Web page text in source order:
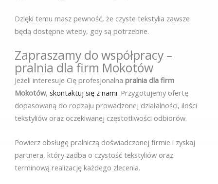
Dzięki temu masz pewność, że czyste tekstylia zawsze
będą dostępne wtedy, gdy są potrzebne.
Zapraszamy do współpracy –
pralnia dla firm Mokotów
Jeżeli interesuje Cię profesjonalna pralnia dla firm
Mokotów, skontaktuj się z nami. Przygotujemy ofertę
dopasowaną do rodzaju prowadzonej działalności, ilości
tekstyliów oraz oczekiwanej częstotliwości odbiorów.
Powierz obsługę pralniczą doświadczonej firmie i zyskaj
partnera, który zadba o czystość tekstyliów oraz
terminową realizację każdego zlecenia.